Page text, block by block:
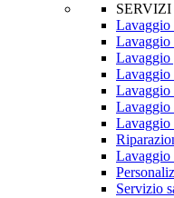
Lavaggio
Lavaggio
Lavaggio
Lavaggio
Lavaggio
Lavaggio
Lavaggio
Lavaggio
Servizio